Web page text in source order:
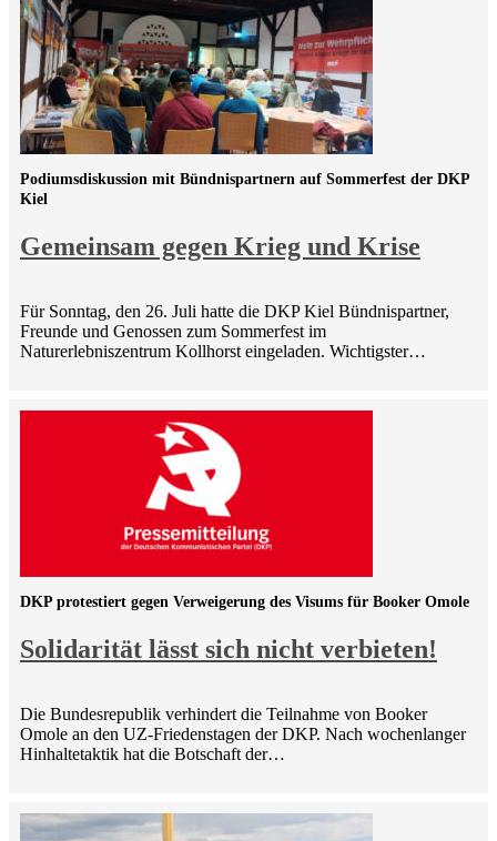
Gemeinsam gegen Krieg und Krise
Podiumsdiskussion mit Bündnispartnern auf Sommerfest der DKP
Kiel
Für Sonntag, den 26. Juli hatte die DKP Kiel Bündnispartner,
Freunde und Genossen zum Sommerfest im
Naturerlebniszentrum Kollhorst eingeladen. Wichtigster…
Solidarität lässt sich nicht verbieten!
DKP protestiert gegen Verweigerung des Visums für Booker Omole
Die Bundesrepublik verhindert die Teilnahme von Booker
Omole an den UZ-Friedenstagen der DKP. Nach wochenlanger
Hinhaltetaktik hat die Botschaft der…